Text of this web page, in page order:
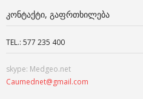
ᲙᲝᲜᲢᲐᲥᲢᲘ, ᲒᲐᲤᲠᲗᲮᲘᲚᲔᲑᲐ
TEL.: 577 235 400
skype: Medgeo.net
Caumednet@gmail.com